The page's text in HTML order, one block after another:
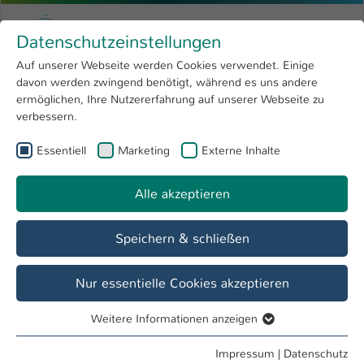
Menu
Forschung 4
Open submenu
Hochschule
International
Zum Hauptinhalt springen
Hochschule Kaiserslautern
Sie sind hier:
Suche
Personenverzeichnis
Studiengänge
Datenschutzeinstellungen
Auf unserer Webseite werden Cookies verwendet. Einige
davon werden zwingend benötigt, während es uns andere
ermöglichen, Ihre Nutzererfahrung auf unserer Webseite zu
verbessern.
Essentiell Marketing Externe Inhalte
Alle akzeptieren
Speichern & schließen
Nur essentielle Cookies akzeptieren
Essentielle Cookies werden für grundlegende Funktionen
Weitere Informationen anzeigen
Impressum | Datenschutz